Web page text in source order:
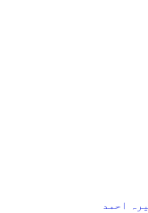
احمد